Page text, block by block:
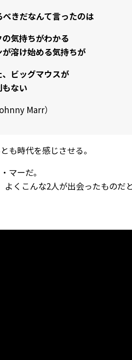
きだなんて言ったのは
気持ちがわかる
溶け始める気持ちが
ビッグマウスが
ない
Marr）
も時代を感じさせる。
マーだ。
くこんな2人が出会ったものだと